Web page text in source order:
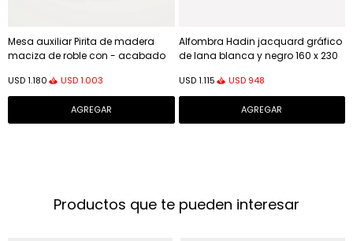
Mesa auxiliar Pirita de madera
maciza de roble con - acabado
USD1.180 USD1.003
Alfombra Hadin jacquard gráfico
de lana blanca y negro 160 x 230
USD 1.115 USD 948
Productos que te pueden interesar